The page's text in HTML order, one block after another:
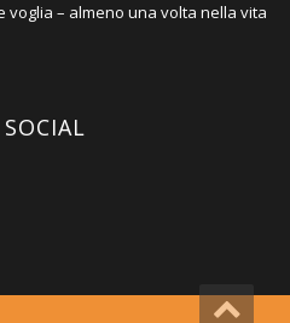
– almeno una volta nella vita